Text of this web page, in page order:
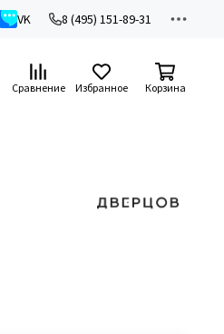
VK 8 (495) 151-89-31
Сравнение Избранное Корзина